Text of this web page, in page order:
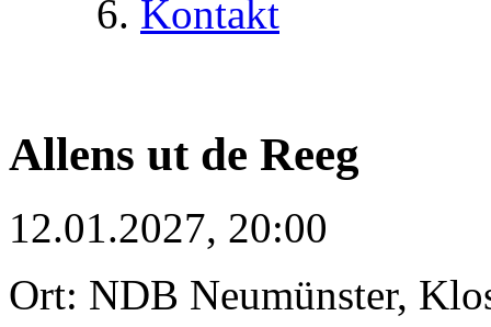
Kontakt
Allens ut de Reeg
12.01.2027, 20:00
Ort: NDB Neumünster,